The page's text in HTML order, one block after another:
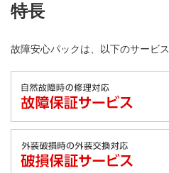
特長
故障安心パックは、以下のサービ